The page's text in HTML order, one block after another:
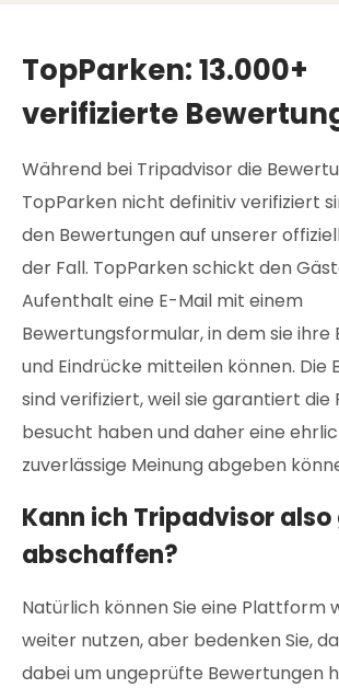
TopParken: 13.000+
verifizierte
Während bei Tripadvisor die
TopParken nicht definitiv verifiziert
den Bewertungen auf unserer
der Fall. TopParken schickt den
Aufenthalt eine E-Mail mit einem
Bewertungsformular, in dem sie ihre
und Eindrücke mitteilen können. Die
sind verifiziert, weil sie garantiert die
besucht haben und daher eine
zuverlässige Meinung abgeben
Kann ich Tripadvisor also
abschaffen?
Natürlich können Sie eine Plattform
weiter nutzen, aber bedenken Sie,
dabei um ungeprüfte Bewertungen